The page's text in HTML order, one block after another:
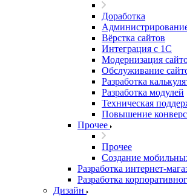
Доработка
Вёрстка сайтов
Интеграция с 1С
Модернизация
Обслуживание
Разработка
Разработка модулей
Техническая
Повышение
Прочее
Прочее
Создание
Разработка интернет-
Разработка
Дизайн